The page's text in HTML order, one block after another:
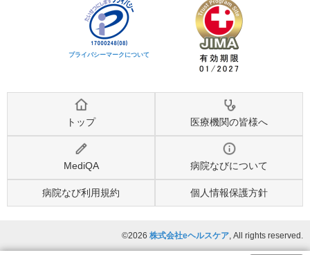
プライバシーマークについて
トップ 医療機関の皆様へ
MediQA 病院なびについて
病院なび利用規約 個人情報保護方針
©2026 株式会社eヘルスケア, All rights reserved.